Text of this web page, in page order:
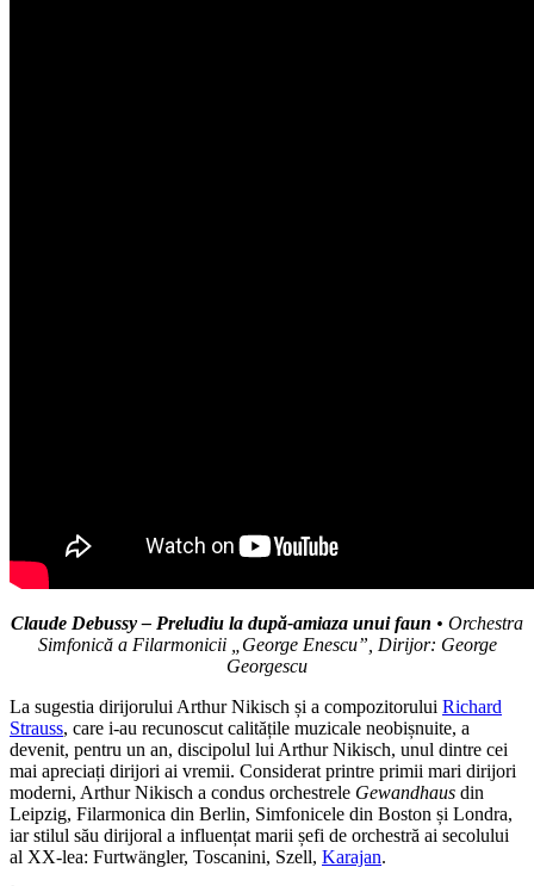
Claude Debussy – Preludiu la după-amiaza unui faun • Orchestra
Simfonică a Filarmonicii „George Enescu”, Dirijor: George
Georgescu
La sugestia dirijorului Arthur Nikisch și a compozitorului Richard
Strauss, care i-au recunoscut calitățile muzicale neobișnuite, a
devenit, pentru un an, discipolul lui Arthur Nikisch, unul dintre cei
mai apreciați dirijori ai vremii. Considerat printre primii mari dirijori
moderni, Arthur Nikisch a condus orchestrele Gewandhaus din
Leipzig, Filarmonica din Berlin, Simfonicele din Boston și Londra,
iar stilul său dirijoral a influențat marii șefi de orchestră ai secolului
al XX-lea: Furtwängler, Toscanini, Szell, Karajan.